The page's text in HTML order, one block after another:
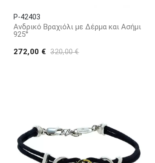
P-42403
Ανδρικό Βραχιόλι με Δέρμα και Ασήμι
925°
272,00 € 320,00 €